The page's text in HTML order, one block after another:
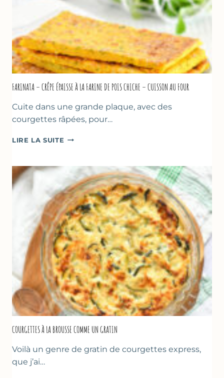
FARINATA – CRÊPE ÉPAISSE À LA FARINE DE POIS CHICHE – CUISSON AU FOUR
Cuite dans une grande plaque, avec des
courgettes râpées, pour…
LIRE LA SUITE FARINATA
ÉPAISSE
À
LA
FARINE
DE
POIS
CHICHE
–
CUISSON
AU
FOUR
COURGETTES À LA BROUSSE COMME UN GRATIN
Voilà un genre de gratin de courgettes express,
que j’ai…